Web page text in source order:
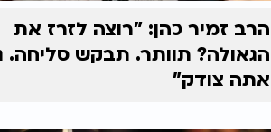
הרב זמיר כהן: "רוצה לזרז את
הגאולה? תוותר. תבקש סליחה.
אתה צודק"